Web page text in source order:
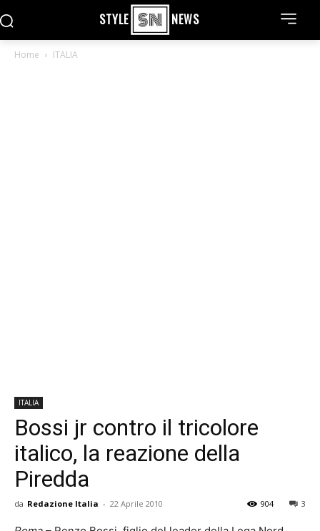
STYLE NEWS
Home ITALIA
ITALIA
Bossi jr contro il tricolore
italico, la reazione della
Piredda
da Redazione Italia - 22 Aprile 2010 3
904